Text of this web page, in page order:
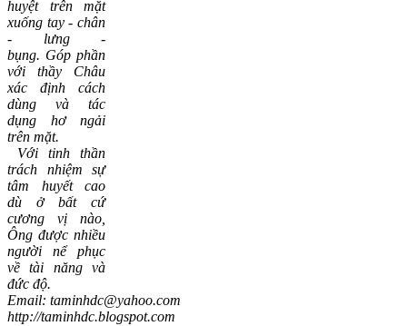
huyệt trên mặt
xuống tay - chân
- lưng -
bụng. Góp phần
với thầy Châu
xác định cách
dùng và tác
dụng hơ ngải
trên mặt.
Với tinh thần
trách nhiệm sự
tâm huyết cao
dù ở bất cứ
cương vị nào,
Ông được nhiều
người nể phục
về tài năng và
đức độ.
Email: taminhdc@yahoo.com
http://taminhdc.blogspot.com